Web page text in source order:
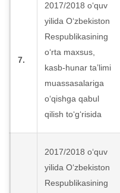
7.
2017/2018 o‘quv
yilida O‘zbekiston
Respublikasining
o‘rta maxsus,
kasb-hunar ta’limi
muassasalariga
o‘qishga qabul
qilish to‘g‘risida
2017/2018 o‘quv
yilida O‘zbekiston
Respublikasining